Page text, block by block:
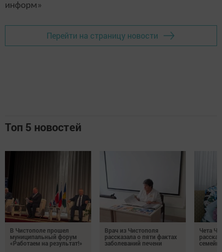
информ»
Перейти на страницу новости
Топ 5 новостей
В Чистополе прошел
муниципальный форум
«Работаем на результат!»
Врач из Чистополя
рассказала о пяти фактах
заболеваний печени
Чета